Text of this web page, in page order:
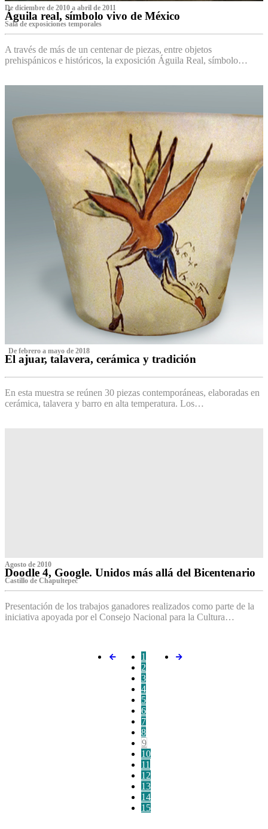
De diciembre de 2010 a abril de 2011
Águila real, símbolo vivo de México
Sala de exposiciones temporales
A través de más de un centenar de piezas, entre objetos
prehispánicos e históricos, la exposición Águila Real, símbolo…
‌ De febrero a mayo de 2018
El ajuar, talavera, cerámica y tradición
En esta muestra se reúnen 30 piezas contemporáneas, elaboradas en
cerámica, talavera y barro en alta temperatura. Los…
Agosto de 2010
Doodle 4, Google. Unidos más allá del Bicentenario
Castillo de Chapultepec
Presentación de los trabajos ganadores realizados como parte de la
iniciativa apoyada por el Consejo Nacional para la Cultura…
1
2
3
4
5
6
7
8
9
10
11
12
13
14
15